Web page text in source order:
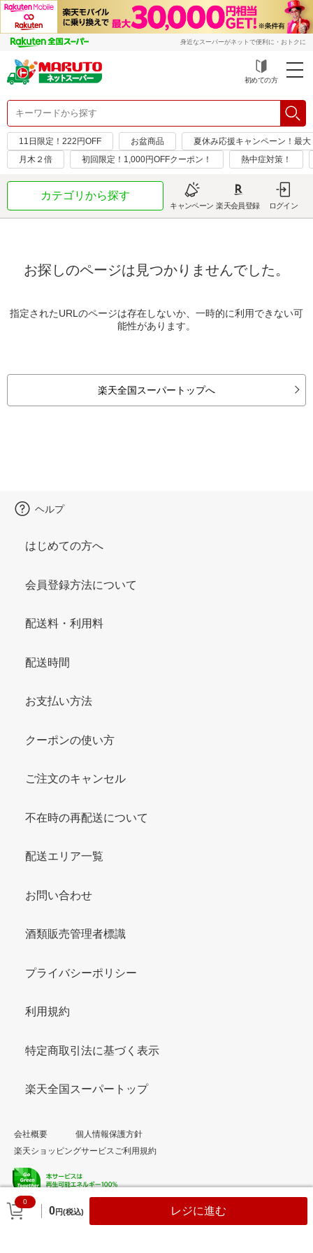
身近なスーパーがネットで便利に・おトクに
初めての方
11日限定！222円OFF お盆商品
夏休み応援キャンペーン！最
月木２倍
初回限定！1,000円OFFクーポン！ 熱中症対策！
カテゴリから探す
キャンペーン 楽天会員登録 ログイン
お探しのページは見つかりませんでした。
指定されたURLのページは存在しないか、一時的に利用できない可
能性があります。
楽天全国スーパートップへ
0
0円(税込) レジに進む
ヘルプ
はじめての方へ
会員登録方法について
配送料・利用料
配送時間
お支払い方法
クーポンの使い方
ご注文のキャンセル
不在時の再配送について
配送エリア一覧
お問い合わせ
酒類販売管理者標識
プライバシーポリシー
利用規約
特定商取引法に基づく表示
楽天全国スーパートップ
会社概要
個人情報保護方針
楽天ショッピングサービスご利用規約
© Rakuten Group, Inc.